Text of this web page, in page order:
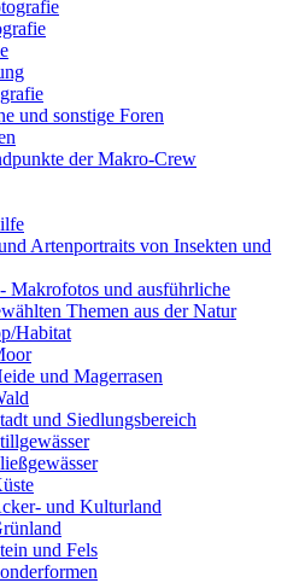
und sonstige Foren
der Makro-Crew
Artenportraits von Insekten und
Makrofotos und ausführliche
Themen aus der Natur
Habitat
und Magerrasen
und Siedlungsbereich
und Kulturland
und Fels